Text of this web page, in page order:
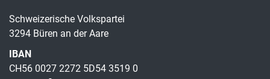
Schweizerische Volkspartei
3294 Büren an der Aare
IBAN
CH56 0027 2272 5D54 3519 0